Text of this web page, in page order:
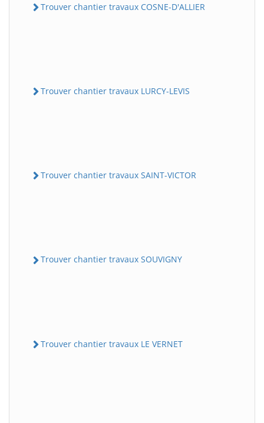
Trouver chantier travaux COSNE-D'ALLIER
Trouver chantier travaux LURCY-LEVIS
Trouver chantier travaux SAINT-VICTOR
Trouver chantier travaux SOUVIGNY
Trouver chantier travaux LE VERNET